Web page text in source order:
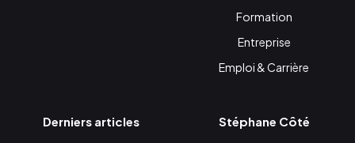
Formation
Entreprise
Emploi & Carrière
Derniers articles Stéphane Côté